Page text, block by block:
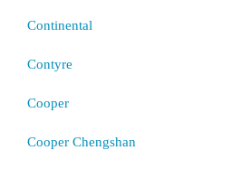
Continental
Contyre
Cooper
Cooper Chengshan